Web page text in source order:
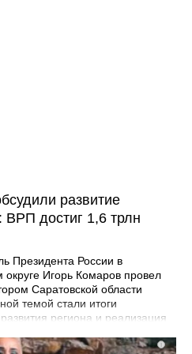
развитие
ВРП достиг 1,6 трлн
Президента России в
Игорь Комаров провел
Саратовской области
темой стали итоги
региона и реализация
Саратовской области
i